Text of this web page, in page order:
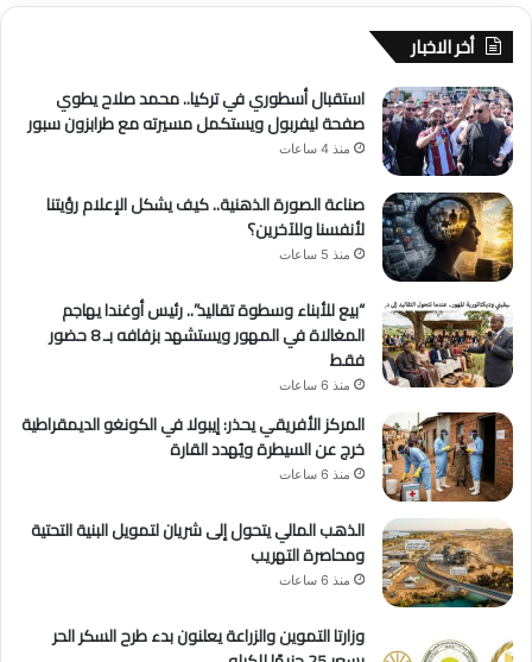
أخر الاخبار
استقبال أسطوري في تركيا.. محمد صلاح يطوي
صفحة ليفربول ويستكمل مسيرته مع طرابزون سبور
منذ 4 ساعات
صناعة الصورة الذهنية.. كيف يشكل الإعلام رؤيتنا
لأنفسنا وللآخرين؟
منذ 5 ساعات
“بيع للأبناء وسطوة تقاليد”.. رئيس أوغندا يهاجم
المغالاة في المهور ويستشهد بزفافه بـ 8 حضور
فقط
منذ 6 ساعات
المركز الأفريقي يحذر: إيبولا في الكونغو الديمقراطية
خرج عن السيطرة ويُهدد القارة
منذ 6 ساعات
الذهب المالي يتحول إلى شريان لتمويل البنية التحتية
ومحاصرة التهريب
منذ 6 ساعات
وزارتا التموين والزراعة يعلنون بدء طرح السكر الحر